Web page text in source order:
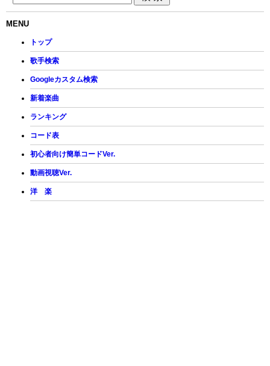
MENU
トップ
歌手検索
Googleカスタム検索
新着楽曲
ランキング
コード表
初心者向け簡単コードVer.
動画視聴Ver.
洋 楽